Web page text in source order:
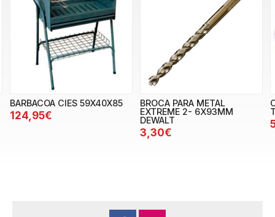
BARBACOA CIES 59X40X85
124,95€
BROCA PARA METAL
EXTREME 2- 6X93MM
DEWALT
3,30€